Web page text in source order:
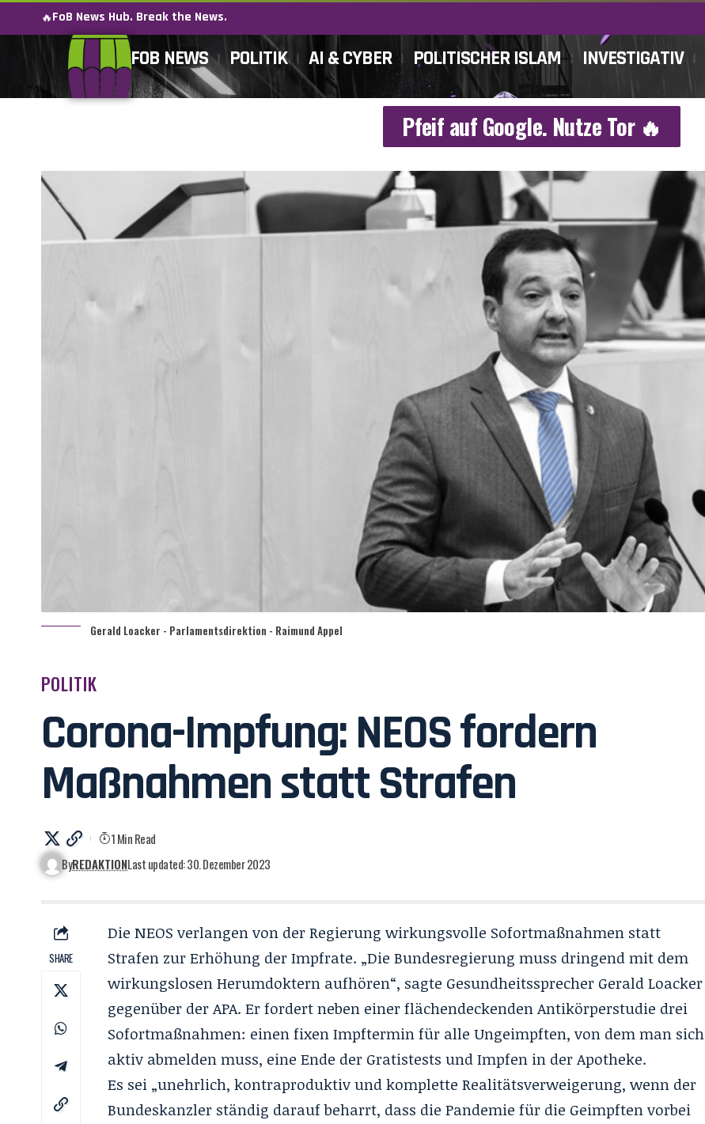
🔥FoB News Hub. Break the News.
FOB NEWS POLITIK AI & CYBER POLITISCHER ISLAM INVESTIGATIV
Pfeif auf Google. Nutze Tor 🔥
Gerald Loacker - Parlamentsdirektion - Raimund Appel
POLITIK
Corona-Impfung: NEOS fordern
Maßnahmen statt Strafen
ByREDAKTIONLast updated: 30. Dezember 2023
1 Min Read
SHARE
Die NEOS verlangen von der Regierung wirkungsvolle Sofortmaßnahmen statt
Strafen zur Erhöhung der Impfrate. „Die Bundesregierung muss dringend mit dem
wirkungslosen Herumdoktern aufhören“, sagte Gesundheitssprecher Gerald Loacker
gegenüber der APA. Er fordert neben einer flächendeckenden Antikörperstudie drei
Sofortmaßnahmen: einen fixen Impftermin für alle Ungeimpften, von dem man sich
aktiv abmelden muss, eine Ende der Gratistests und Impfen in der Apotheke.
Es sei „unehrlich, kontraproduktiv und komplette Realitätsverweigerung, wenn der
Bundeskanzler ständig darauf beharrt, dass die Pandemie für die Geimpften vorbei